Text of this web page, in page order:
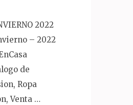
2022
– 2022
de
Ropa
Venta …